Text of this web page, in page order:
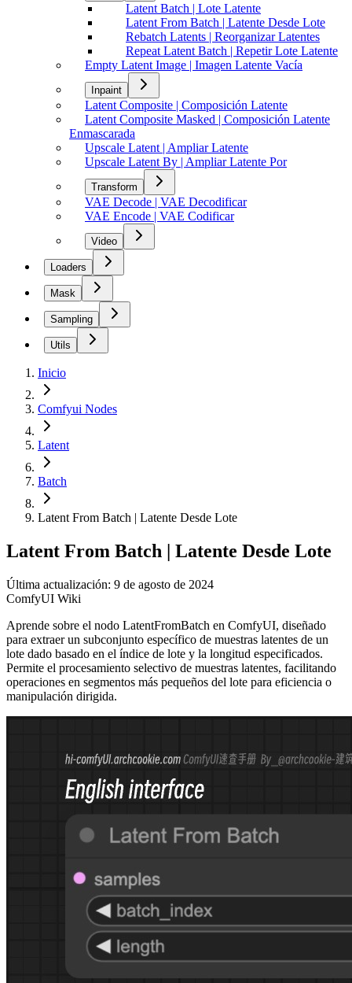
Latent Batch | Lote Latente
Latent From Batch | Latente Desde Lote
Rebatch Latents | Reorganizar Latentes
Repeat Latent Batch | Repetir Lote Latente
Empty Latent Image | Imagen Latente Vacía
Inpaint
Latent Composite | Composición Latente
Latent Composite Masked | Composición Latente
Enmascarada
Upscale Latent | Ampliar Latente
Upscale Latent By | Ampliar Latente Por
Transform
VAE Decode | VAE Decodificar
VAE Encode | VAE Codificar
Video
Loaders
Mask
Sampling
Utils
Inicio
Comfyui Nodes
Latent
Batch
Latent From Batch | Latente Desde Lote
Latent From Batch | Latente Desde Lote
Última actualización: 9 de agosto de 2024
ComfyUI Wiki
Aprende sobre el nodo LatentFromBatch en ComfyUI, diseñado
para extraer un subconjunto específico de muestras latentes de un
lote dado basado en el índice de lote y la longitud especificados.
Permite el procesamiento selectivo de muestras latentes, facilitando
operaciones en segmentos más pequeños del lote para eficiencia o
manipulación dirigida.